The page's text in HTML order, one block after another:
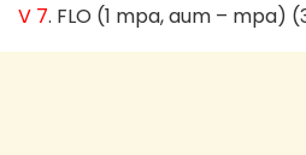
V 7. FLO (1 mpa, aum – mpa)